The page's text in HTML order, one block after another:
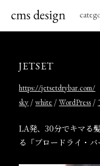
JETSET
https://jetsetdrybar.com/
sky /white /WordPress /
LA発、30分でキマる
る「ブロードライ・バ